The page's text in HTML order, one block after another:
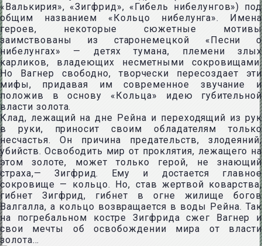
«Валькирия», «Зигфрид», «Гибель нибелунгов») под
общим названием «Кольцо нибелунга». Имена
героев, некоторые сюжетные мотивы
заимствованы из старонемецкой «Песни о
нибелунгах» — детях тумана, племени злых
карликов, владеющих несметными сокровищами.
Но Вагнер свободно, творчески пересоздает эти
мифы, придавая им современное звучание и
положив в основу «Кольца» идею губительной
власти золота.
Клад, лежащий на дне Рейна и переходящий из рук
в руки, приносит своим обладателям только
несчастья. Он причина предательств, злодеяний,
убийств. Освободить мир от проклятия, лежащего на
этом золоте, может только герой, не знающий
страха,— Зигфрид. Ему и достается главное
сокровище — кольцо. Но, став жертвой коварства,
гибнет Зигфрид, гибнет в огне жилище богов
Валгалла, а кольцо возвращается в воды Рейна. Так
на погребальном костре Зигфрида сжег Вагнер и
свои мечты об освобождении мира от власти
золота…